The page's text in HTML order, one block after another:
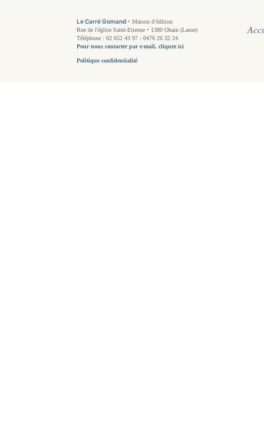
Le Carré Gomand • Maison d’édition
Rue de l'église Saint-Etienne • 1380 Ohain (Lasne)
Téléphone : 02 652 43 97 - 0476 26 32 24
Pour nous contacter par e-mail, cliquez ici
Politique confidentialité